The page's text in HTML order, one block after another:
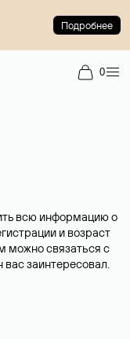
Подробнее
0
всю информацию о
и возраст
можно связаться с
заинтересовал.